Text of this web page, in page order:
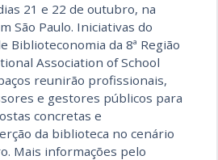
21 e 22 de outubro, na
São Paulo. Iniciativas do
Biblioteconomia da 8ª Região
Association of School
reunirão profissionais,
e gestores públicos para
concretas e
da biblioteca no cenário
Mais informações pelo